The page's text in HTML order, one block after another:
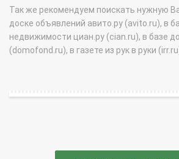
Так же рекомендуем поискать нужную
доске объявлений авито.ру (avito.ru), в
недвижимости циан.ру (cian.ru), в базе
(domofond.ru), в газете из рук в руки